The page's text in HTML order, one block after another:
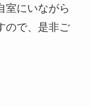
室にいながら
ので、是非ご